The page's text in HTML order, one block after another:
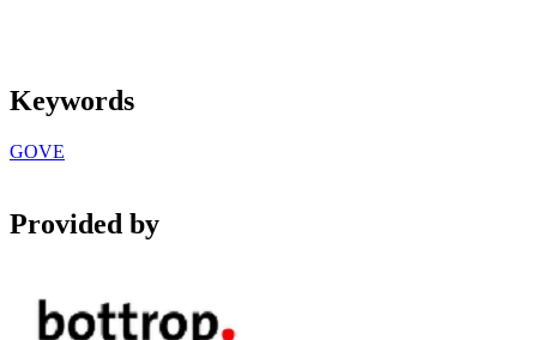
Keywords
GOVE
Provided by